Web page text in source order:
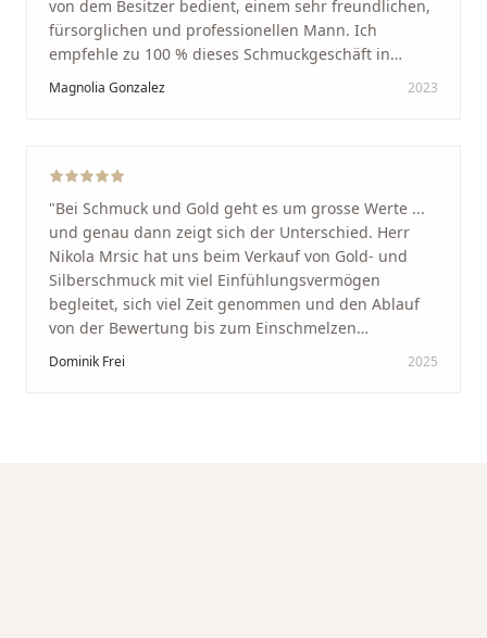
von dem Besitzer bedient, einem sehr freundlichen,
fürsorglichen und professionellen Mann. Ich
empfehle zu 100 % dieses Schmuckgeschäft in
Schaffhausen. Ich selbst war sehr zufrieden und
glücklich mit der Behandlung. Ich danke Ihnen – ich
Magnolia Gonzalez 2023
"Bei Schmuck und Gold geht es um grosse Werte ...
und genau dann zeigt sich der Unterschied. Herr
Nikola Mrsic hat uns beim Verkauf von Gold- und
Silberschmuck mit viel Einfühlungsvermögen
begleitet, sich viel Zeit genommen und den Ablauf
von der Bewertung bis zum Einschmelzen
transparent und angenehm gestaltet. Diskreter,
Dominik Frei 2025